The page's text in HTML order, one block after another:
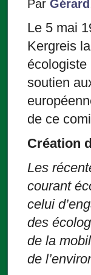
Par Gérard
Le 5 mai
Kergreis
écologiste
soutien
de ce
Création
Les
courant
celui
des
de la
de